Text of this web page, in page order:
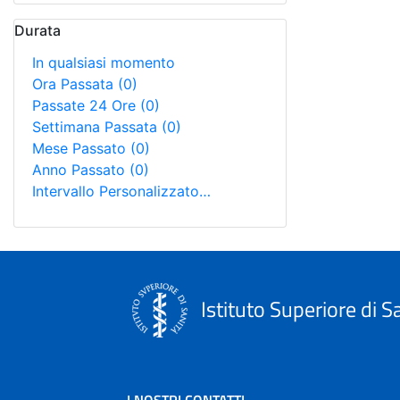
Durata
In qualsiasi momento
Ora Passata (0)
Passate 24 Ore (0)
Settimana Passata (0)
Mese Passato (0)
Anno Passato (0)
Intervallo Personalizzato…
Istituto Superiore di